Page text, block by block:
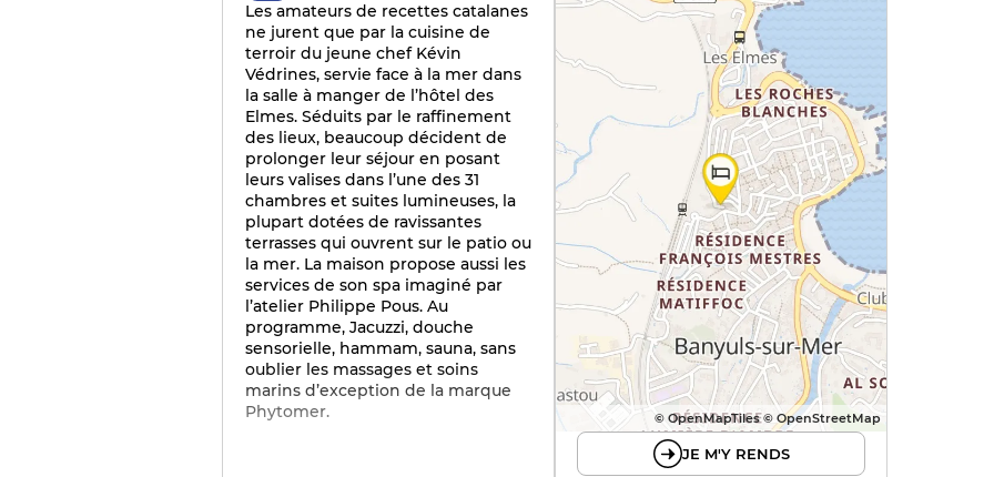
Les amateurs de recettes catalanes
ne jurent que par la cuisine de
terroir du jeune chef Kévin
Védrines, servie face à la mer dans
la salle à manger de l’hôtel des
Elmes. Séduits par le raffinement
des lieux, beaucoup décident de
prolonger leur séjour en posant
leurs valises dans l’une des 31
chambres et suites lumineuses, la
plupart dotées de ravissantes
terrasses qui ouvrent sur le patio ou
la mer. La maison propose aussi les
services de son spa imaginé par
l’atelier Philippe Pous. Au
programme, Jacuzzi, douche
sensorielle, hammam, sauna, sans
oublier les massages et soins
marins d’exception de la marque
Phytomer.
© OpenMapTiles © OpenStreetMap
JE M'Y RENDS